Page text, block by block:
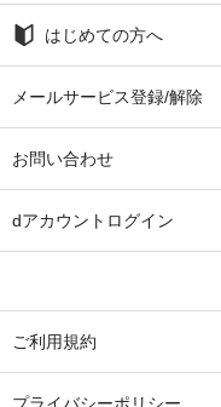
はじめての方へ
メールサービス登録/解除
お問い合わせ
dアカウントログイン
ご利用規約